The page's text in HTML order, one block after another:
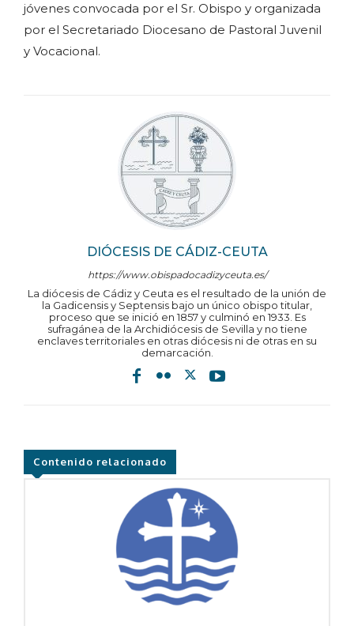
DIÓCESIS DE CÁDIZ-CEUTA
https://www.obispadocadizyceuta.es/
La diócesis de Cádiz y Ceuta es el resultado de la unión de
la Gadicensis y Septensis bajo un único obispo titular,
proceso que se inició en 1857 y culminó en 1933. Es
sufragánea de la Archidiócesis de Sevilla y no tiene
enclaves territoriales en otras diócesis ni de otras en su
demarcación.
jóvenes convocada por el Sr. Obispo y organizada
por el Secretariado Diocesano de Pastoral Juvenil
y Vocacional.
Contenido relacionado